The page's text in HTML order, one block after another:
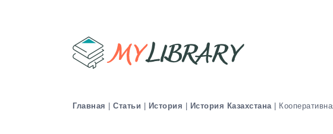
Главная | Статьи | История | История Казахстана |